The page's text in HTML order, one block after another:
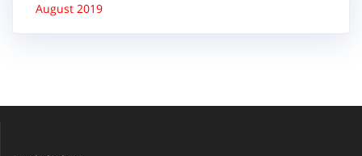
August 2019